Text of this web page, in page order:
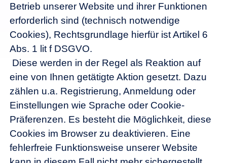
Betrieb unserer Website und ihrer Funktionen
erforderlich sind (technisch notwendige
Cookies), Rechtsgrundlage hierfür ist Artikel 6
Abs. 1 lit f DSGVO.
Diese werden in der Regel als Reaktion auf
eine von Ihnen getätigte Aktion gesetzt. Dazu
zählen u.a. Registrierung, Anmeldung oder
Einstellungen wie Sprache oder Cookie-
Präferenzen. Es besteht die Möglichkeit, diese
Cookies im Browser zu deaktivieren. Eine
fehlerfreie Funktionsweise unserer Website